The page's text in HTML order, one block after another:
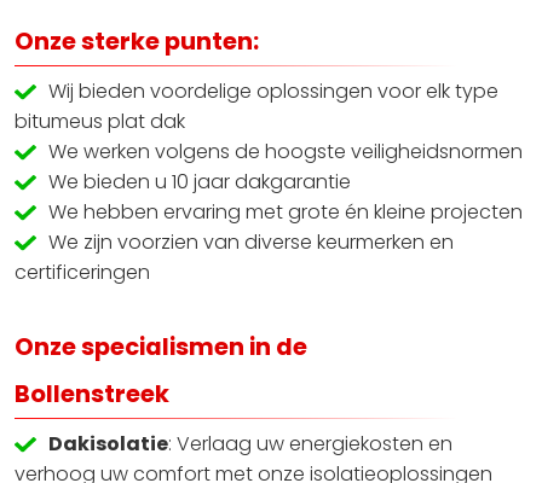
Onze sterke punten:
Wij bieden voordelige oplossingen voor elk type
bitumeus plat dak
We werken volgens de hoogste veiligheidsnormen
We bieden u 10 jaar dakgarantie
We hebben ervaring met grote én kleine projecten
We zijn voorzien van diverse keurmerken en
certificeringen
Onze specialismen in de
Bollenstreek
Dakisolatie: Verlaag uw energiekosten en
verhoog uw comfort met onze isolatieoplossingen